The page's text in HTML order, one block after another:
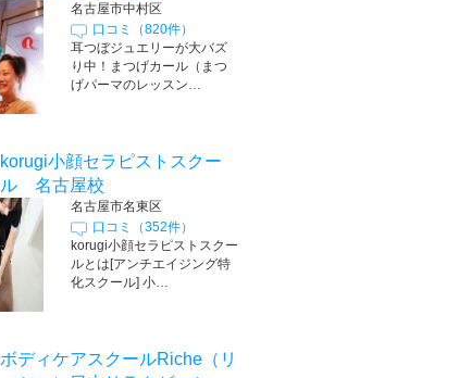
名古屋市中村区
口コミ（820件）
耳つぼジュエリーが大バズ
り中！まつげカール（まつ
げパーマのレッスン…
korugi小顔セラピストスクー
ル 名古屋校
名古屋市名東区
口コミ（352件）
korugi小顔セラピストスクー
ルとは[アンチエイジング特
化スクール] 小…
ボディケアスクールRiche（リ